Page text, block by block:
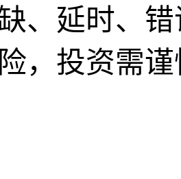
、延时、
，投资需